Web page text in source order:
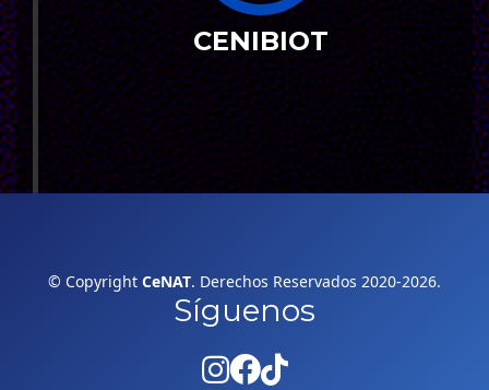
CENIBIOT
© Copyright CeNAT. Derechos Reservados 2020-2026.
Síguenos